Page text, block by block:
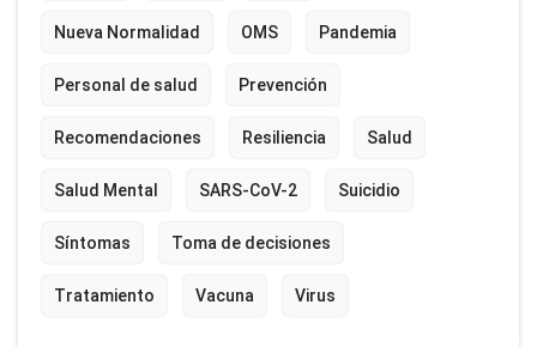
Nueva Normalidad OMS Pandemia
Personal de salud Prevención
Recomendaciones Resiliencia Salud
Salud Mental SARS-CoV-2 Suicidio
Síntomas Toma de decisiones
Tratamiento Vacuna Virus